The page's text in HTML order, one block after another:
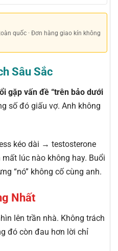
quốc · Đơn hàng giao kín không
Sâu Sắc
gặp vấn đề “trên bảo dưới
số đó giấu vợ. Anh không
kéo dài → testosterone
lúc nào không hay. Buổi
“nó” không cố cùng anh.
Nhất
lên trần nhà. Không trách
đó còn đau hơn lời chỉ